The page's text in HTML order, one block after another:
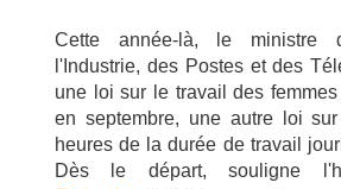
Cette année-là, le ministre
l'Industrie, des Postes et des
une loi sur le travail des
en septembre, une autre loi
heures de la durée de travail
Dès le départ, souligne